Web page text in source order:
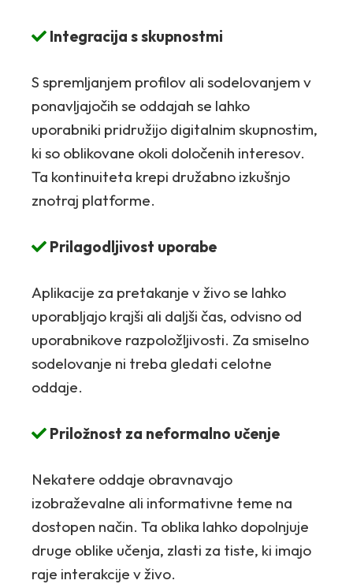
Integracija s skupnostmi
S spremljanjem profilov ali sodelovanjem v
ponavljajočih se oddajah se lahko
uporabniki pridružijo digitalnim skupnostim,
ki so oblikovane okoli določenih interesov.
Ta kontinuiteta krepi družabno izkušnjo
znotraj platforme.
Prilagodljivost uporabe
Aplikacije za pretakanje v živo se lahko
uporabljajo krajši ali daljši čas, odvisno od
uporabnikove razpoložljivosti. Za smiselno
sodelovanje ni treba gledati celotne
oddaje.
Priložnost za neformalno učenje
Nekatere oddaje obravnavajo
izobraževalne ali informativne teme na
dostopen način. Ta oblika lahko dopolnjuje
druge oblike učenja, zlasti za tiste, ki imajo
raje interakcije v živo.